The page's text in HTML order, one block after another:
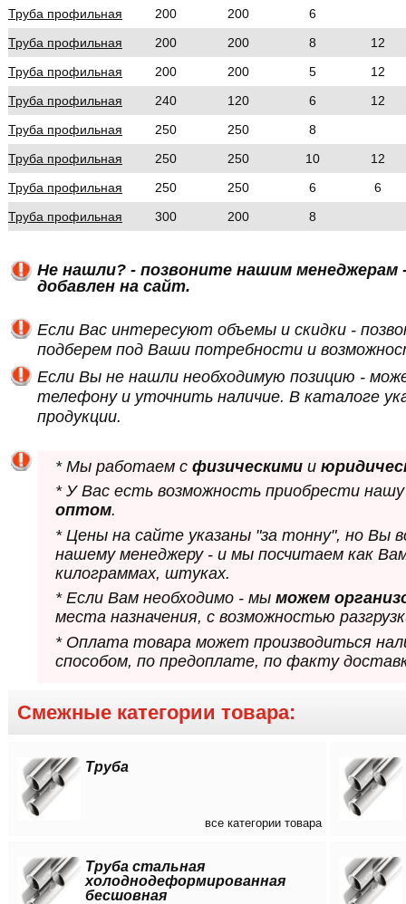
Труба профильная
200 200
6
Труба профильная
200 200 8
12
Труба профильная
200 200 5
12
Труба профильная
240 120 6
12
Труба профильная
250 250
8
Труба профильная
250 250 10
12
Труба профильная
250 250 6
6
Труба профильная
300 200 8
Не нашли? - позвоните нашим менеджерам
добавлен на сайт.
Если Вас интересуют объемы и скидки -
подберем под Ваши потребности и
Если Вы не нашли необходимую позицию -
телефону и уточнить наличие. В каталоге
продукции.
* Мы работаем с физическими и
* У Вас есть возможность приобрести
оптом.
* Цены на сайте указаны "за тонну", но Вы
нашему менеджеру - и мы посчитаем как
килограммах, штуках.
* Если Вам необходимо - мы можем
места назначения, с возможностью
* Оплата товара может производиться
способом, по предоплате, по факту
Смежные категории товара:
Труба
все категории товара
Труба стальная
холоднодеформированная
бесшовная